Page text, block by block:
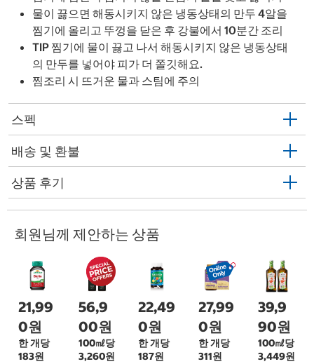
물이 끓으면 해동시키지 않은 냉동상태의 만두 4알을
찜기에 올리고 뚜껑을 닫은 후 강불에서 10분간 조리
TIP 찜기에 물이 끓고 나서 해동시키지 않은 냉동상태
의 만두를 넣어야 피가 더 쫄깃해요.
찜조리 시 뜨거운 물과 스팀에 주의
스펙
배송 및 환불
상품 후기
회원님께 제안하는 상품
21,99
0원
한 개당
183원
56,9
00원
100㎖당
3,260원
22,49
0원
한 개당
187원
27,99
0원
한 개당
311원
39,9
90원
100㎖당
3,449원